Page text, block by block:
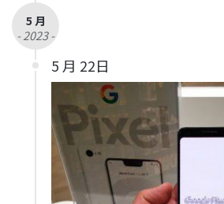
5 月
- 2023 -
5 月 22日